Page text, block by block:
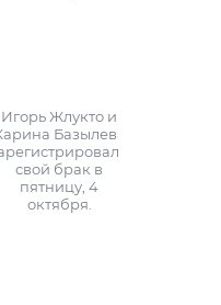
Игорь Жлукто и
Базылева
свой брак в
пятницу, 4
октября.